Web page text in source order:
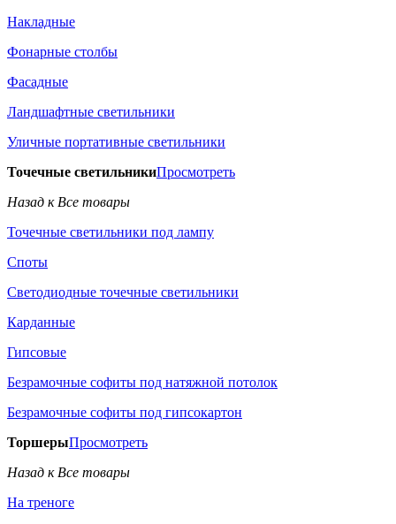
Накладные
Фонарные столбы
Фасадные
Ландшафтные светильники
Уличные портативные светильники
Точечные светильникиПросмотреть
Назад к Все товары
Точечные светильники под лампу
Споты
Светодиодные точечные светильники
Карданные
Гипсовые
Безрамочные софиты под натяжной потолок
Безрамочные софиты под гипсокартон
ТоршерыПросмотреть
Назад к Все товары
На треноге